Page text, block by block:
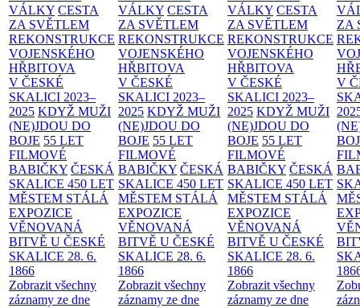
VÁLKY CESTA
ZA SVĚTLEM
REKONSTRUKCE
VOJENSKÉHO
HŘBITOVA
V ČESKÉ
SKALICI 2023–
2025 KDYŽ MUŽI
(NE)JDOU DO
BOJE 55 LET
FILMOVÉ
BABIČKY ČESKÁ
SKALICE 450 LET
MĚSTEM STÁLÁ
EXPOZICE
VĚNOVANÁ
BITVĚ U ČESKÉ
SKALICE 28. 6.
1866
Zobrazit všechny
záznamy ze dne
VÁLKY CESTA
ZA SVĚTLEM
REKONSTRUKCE
VOJENSKÉHO
HŘBITOVA
V ČESKÉ
SKALICI 2023–
2025 KDYŽ MUŽI
(NE)JDOU DO
BOJE 55 LET
FILMOVÉ
BABIČKY ČESKÁ
SKALICE 450 LET
MĚSTEM STÁLÁ
EXPOZICE
VĚNOVANÁ
BITVĚ U ČESKÉ
SKALICE 28. 6.
1866
Zobrazit všechny
záznamy ze dne
VÁLKY CESTA
ZA SVĚTLEM
REKONSTRUKCE
VOJENSKÉHO
HŘBITOVA
V ČESKÉ
SKALICI 2023–
2025 KDYŽ MUŽI
(NE)JDOU DO
BOJE 55 LET
FILMOVÉ
BABIČKY ČESKÁ
SKALICE 450 LET
MĚSTEM STÁLÁ
EXPOZICE
VĚNOVANÁ
BITVĚ U ČESKÉ
SKALICE 28. 6.
1866
Zobrazit všechny
záznamy ze dne
ZA
V